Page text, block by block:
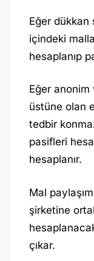
Eğer dükkan
içindeki
hesaplanıp
Eğer
üstüne olan
tedbir
pasifleri
hesaplanır.
Mal
şirketine
çıkar.